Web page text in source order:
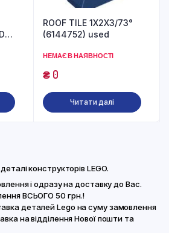
ROOF TILE 1X2X3/73°
(6144752) used
НЕМАЄ В НАЯВНОСТІ
₴0
Читати далі
конструкторів LEGO.
і одразу на доставку до Вас.
ВСЬОГО 50 грн.!
деталей Lego на суму замовлення
на відділення Нової пошти та